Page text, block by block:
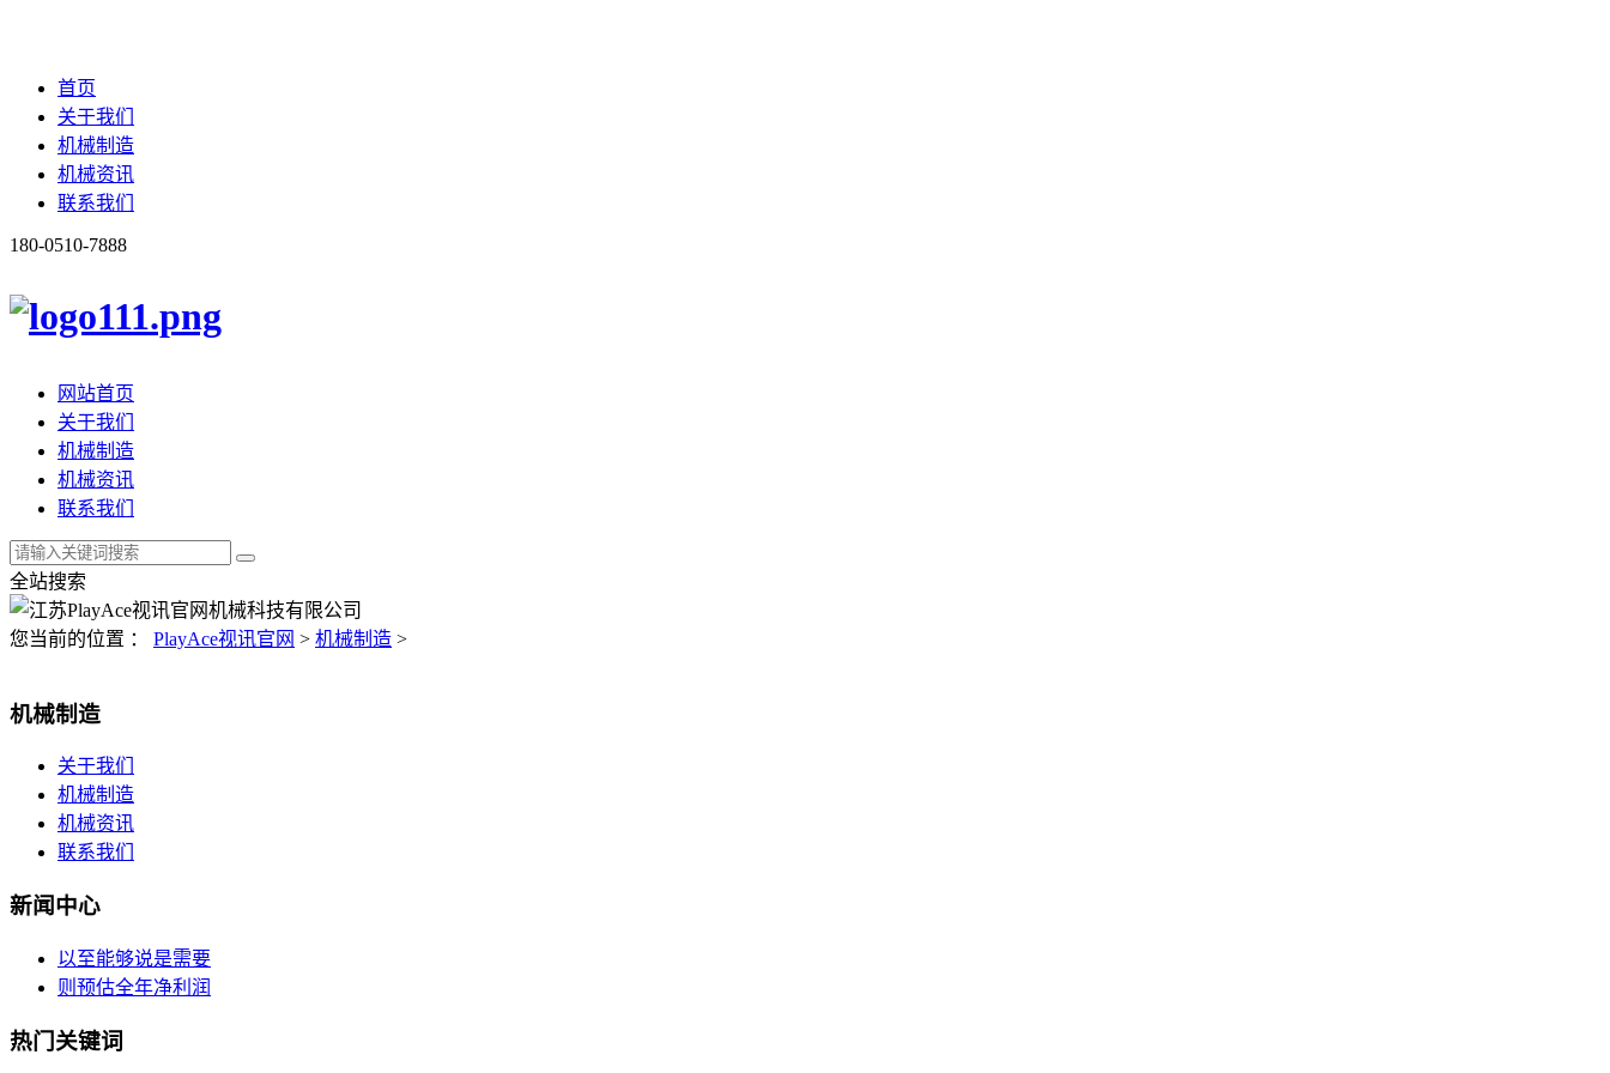
首页
关于我们
机械制造
机械资讯
联系我们
180-0510-7888
网站首页
关于我们
机械制造
机械资讯
联系我们
全站搜索
您当前的位置 ： PlayAce视讯官网 > 机械制造 >
机械制造
关于我们
机械制造
机械资讯
联系我们
新闻中心
以至能够说是需要
则预估全年净利润
热门关键词